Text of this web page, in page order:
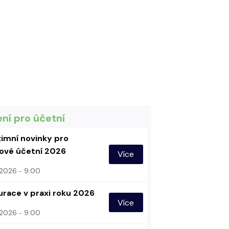
pro účetní
novinky pro
účetní 2026
9:00
Více
v praxi roku 2026
9:00
Více